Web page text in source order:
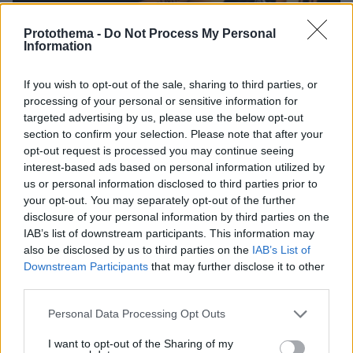
Protothema - Do Not Process My Personal
Information
If you wish to opt-out of the sale, sharing to third parties, or
processing of your personal or sensitive information for
targeted advertising by us, please use the below opt-out
section to confirm your selection. Please note that after your
opt-out request is processed you may continue seeing
interest-based ads based on personal information utilized by
us or personal information disclosed to third parties prior to
your opt-out. You may separately opt-out of the further
disclosure of your personal information by third parties on the
IAB’s list of downstream participants. This information may
also be disclosed by us to third parties on the IAB’s List of
Downstream Participants that may further disclose it to other
Please note that this website/app uses one or more Google
not limited to your visit or usage behaviour. You may click to
Personal Data Processing Opt Outs
I want to opt-out of the Sharing of my
Το μέλλον της τεχνολογίας
27.07.2026, 06:00
Η Smart φοιτητική κατοικία στην καρδιά της Αθήνας
03.08.2026, 10:56
26.07.2026, 09:54